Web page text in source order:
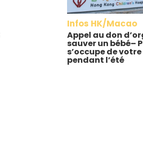
Infos HK/Macao
Appel au don
sauver un bébé–
s’occupe de
pendant l’été